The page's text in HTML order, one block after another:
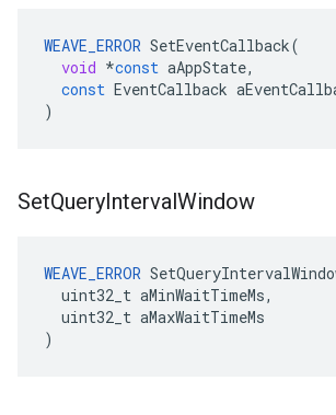
WEAVE_ERROR SetEventCallback(
void *const aAppState,
const EventCallback
)
SetQueryIntervalWindow
WEAVE_ERROR
  uint32_t aMinWaitTimeMs,
  uint32_t aMaxWaitTimeMs
)